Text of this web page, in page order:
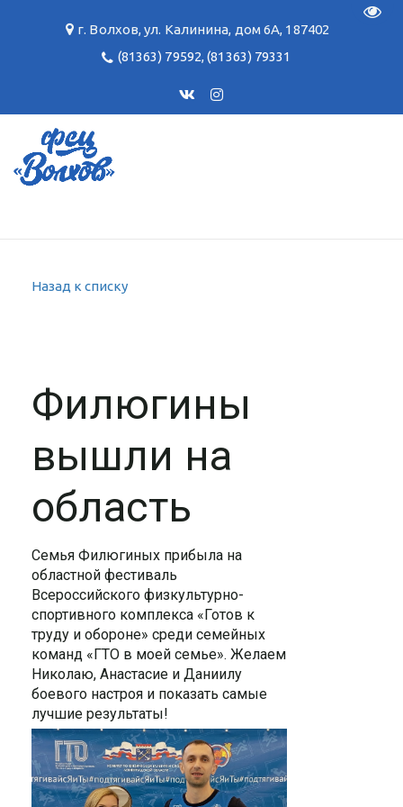
г. Волхов,ул. Калинина, дом 6А, 187402
(81363) 79592,(81363) 79331
Назад к списку
Филюгины
вышли на
область
Семья Филюгиных прибыла на
областной фестиваль
Всероссийского физкультурно-
спортивного комплекса «Готов к
труду и обороне» среди семейных
команд «ГТО в моей семье». Желаем
Николаю, Анастасие и Даниилу
боевого настроя и показать самые
лучшие результаты!